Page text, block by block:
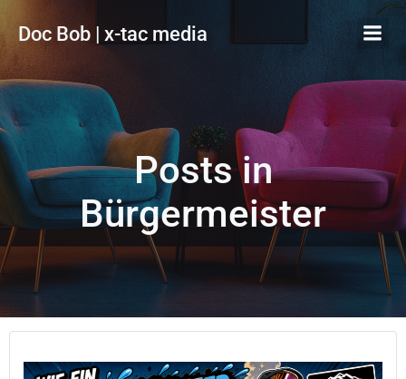
Inhalt
Doc Bob | x-tac media
Posts in
Bürgermeister